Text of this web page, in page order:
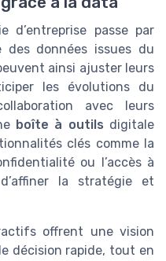
d’entreprise passe par
données issues du
ainsi ajuster leurs
les évolutions du
avec leurs
boîte à outils digitale
clés comme la
ou l’accès à
la stratégie et
offrent une vision
décision rapide, tout en